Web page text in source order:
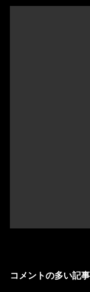
コメントの多い記事